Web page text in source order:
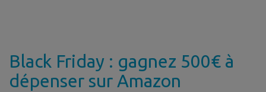
Black Friday : gagnez 500€ à
dépenser sur Amazon